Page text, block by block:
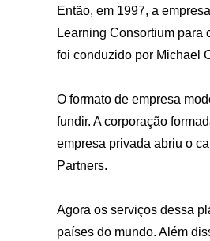
Então, em 1997, a
Learning Consortium para
foi conduzido por Michael
O formato de empresa
fundir. A corporação
empresa privada abriu o
Partners.
Agora os serviços dessa
países do mundo. Além